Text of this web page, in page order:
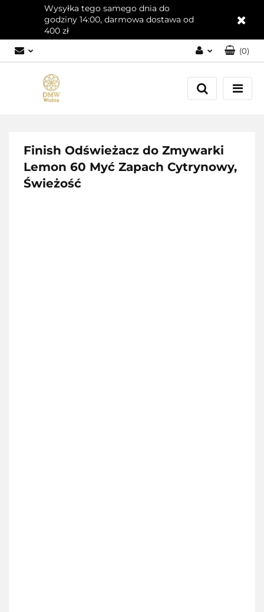
Wysyłka tego samego dnia do
godziny 14:00, darmowa dostawa od
400 zł
Zaloguj się
Załóż konto
(0)
Finish Odświeżacz do Zmywarki
Lemon 60 Myć Zapach Cytrynowy,
Świeżość